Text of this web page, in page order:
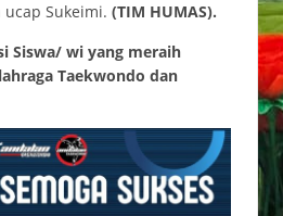
Sukeimi. (TIM HUMAS).
Siswa/ wi yang meraih
Taekwondo dan